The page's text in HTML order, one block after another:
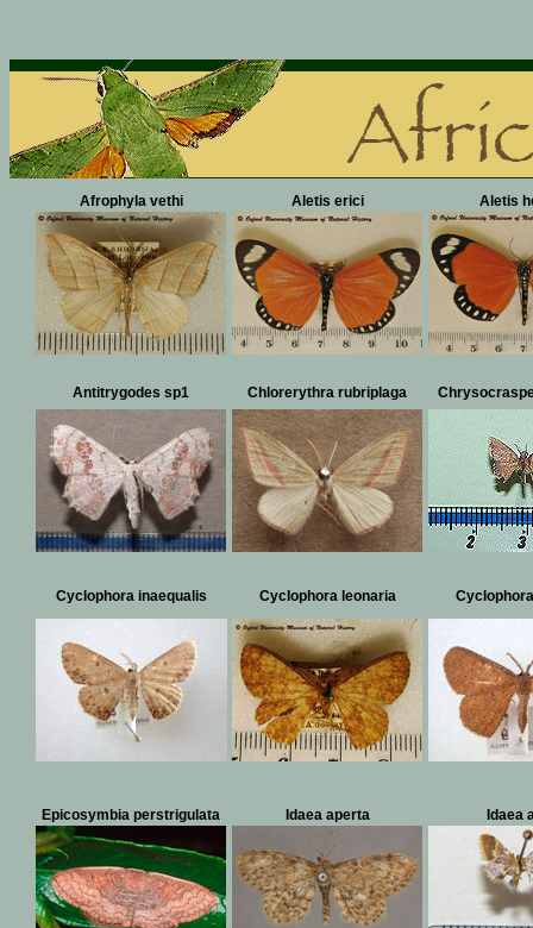
Afrophyla vethi Aletis erici Aletis
Antitrygodes sp1 Chlorerythra rubriplaga
Cyclophora inaequalis Cyclophora leonaria
Epicosymbia perstrigulata Idaea aperta Idaea